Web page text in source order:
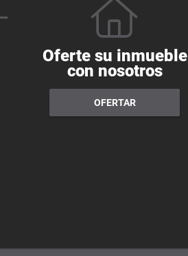
Oferte su inmueble
con nosotros
OFERTAR